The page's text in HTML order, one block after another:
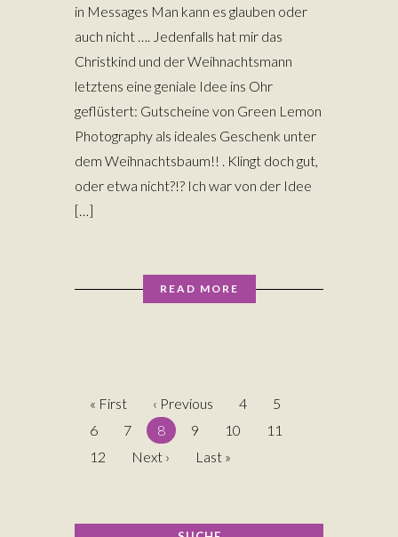
in Messages Man kann es glauben oder
auch nicht …. Jedenfalls hat mir das
Christkind und der Weihnachtsmann
letztens eine geniale Idee ins Ohr
geflüstert: Gutscheine von Green Lemon
Photography als ideales Geschenk unter
dem Weihnachtsbaum!! . Klingt doch gut,
oder etwa nicht?!? Ich war von der Idee
[…]
READ MORE
« First ‹ Previous 4
5
6
7 8 9 10
11
12
Next › Last »